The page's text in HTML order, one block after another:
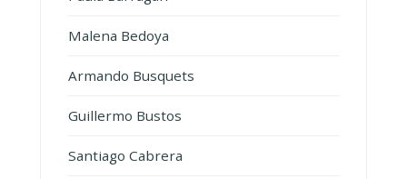
Malena Bedoya
Armando Busquets
Guillermo Bustos
Santiago Cabrera